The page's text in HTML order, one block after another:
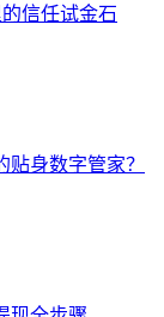
信任试金石
身数字管家？